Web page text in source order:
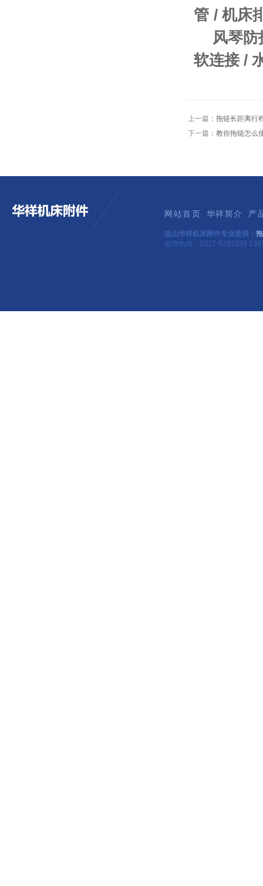
管 / 机床
风琴防
软连接 /
上一篇： 拖链长距离行
下一篇： 教你拖链怎么
网站首页 华祥简介 产
盐山华祥机床附件专业提供：
咨询热线：0317-6263339